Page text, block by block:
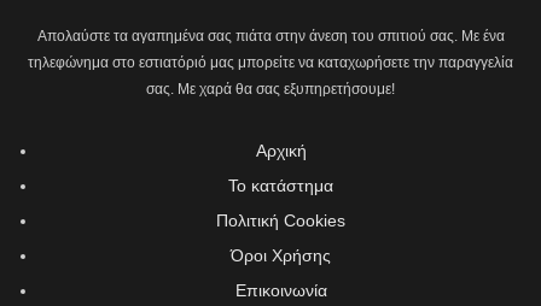
Απολαύστε τα αγαπημένα σας πιάτα στην άνεση του σπιτιού σας. Με ένα
τηλεφώνημα στο εστιατόριό μας μπορείτε να καταχωρήσετε την παραγγελία
σας. Με χαρά θα σας εξυπηρετήσουμε!
Αρχική
Το κατάστημα
Πολιτική Cookies
Όροι Χρήσης
Επικοινωνία